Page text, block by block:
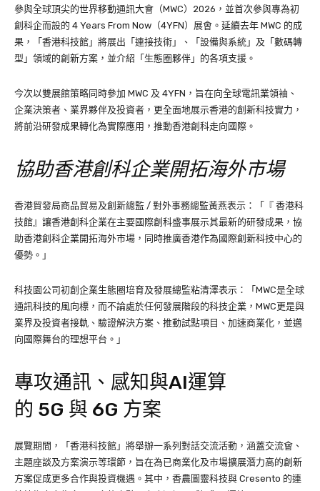
參與全球頂尖的世界移動通訊大會（MWC）2026，並首次參與專為初
創科企而設的 4 Years From Now（4YFN）展會。延續去年 MWC 的成
果，「香港科技館」將展出「連接技術」、「設備與系統」及「數碼轉
型」領域的創新方案，並介紹「生態圈夥伴」的各項支援。
今次以雙展館策略同時參加 MWC 及 4YFN，旨在向全球電訊業領袖、
企業決策者、業界夥伴及投資者，更全面地展示香港的創新科技實力，
將前沿研發成果轉化為實際應用，推動香港創科走向國際。
協助香港創科企業開拓海外市場
香港貿發局商品貿易及創新總監 / 對外事務總監黃燕表示：「『 香港科
技館』讓香港創科企業在主要國際創科盛事展示其最新的研發成果，協
助香港創科企業開拓海外市場，同時推廣香港作為國際創新科技中心的
優勢。」
科技園公司初創企業生態圈培育及發展總監粘清澤表示：「MWC是全球
通訊科技的風向標，而不論處於任何發展階段的科技企業，MWC更是與
業界及投資者接軌、驗證解決方案、推動試點項目、加速商業化，並邁
向國際舞台的理想平台。」
專攻通訊、感知與AI運算
的 5G 與 6G 方案
展覽期間，「香港科技館」將舉辦一系列對話交流活動，涵蓋交流會、
主題座談及方案演示等環節，旨在為已商業化及市場擴展潛力高的創新
方案促成更多合作與投資機遇。其中，香農圖靈科技與 Cresento 的連